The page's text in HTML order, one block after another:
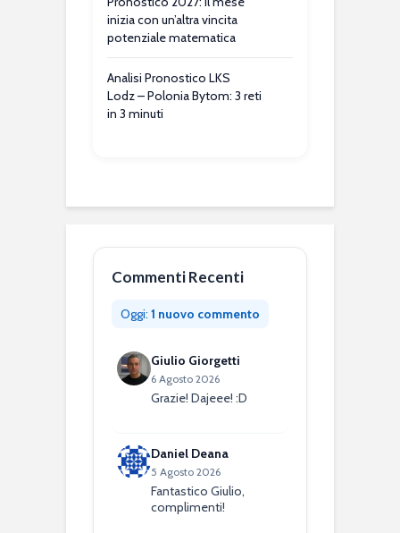
inizia con un’altra vincita
potenziale matematica
Analisi Pronostico LKS
Lodz – Polonia Bytom: 3 reti
in 3 minuti
Commenti Recenti
Oggi: 1 nuovo commento
Giulio Giorgetti
6 Agosto 2026
Grazie! Dajeee! :D
Daniel Deana
5 Agosto 2026
Fantastico Giulio,
complimenti!